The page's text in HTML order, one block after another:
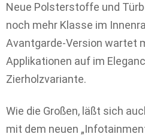
Neue Polsterstoffe und
noch mehr Klasse im
Avantgarde-Version wartet
Applikationen auf im
Zierholzvariante.
Wie die Großen, läßt sich
mit dem neuen